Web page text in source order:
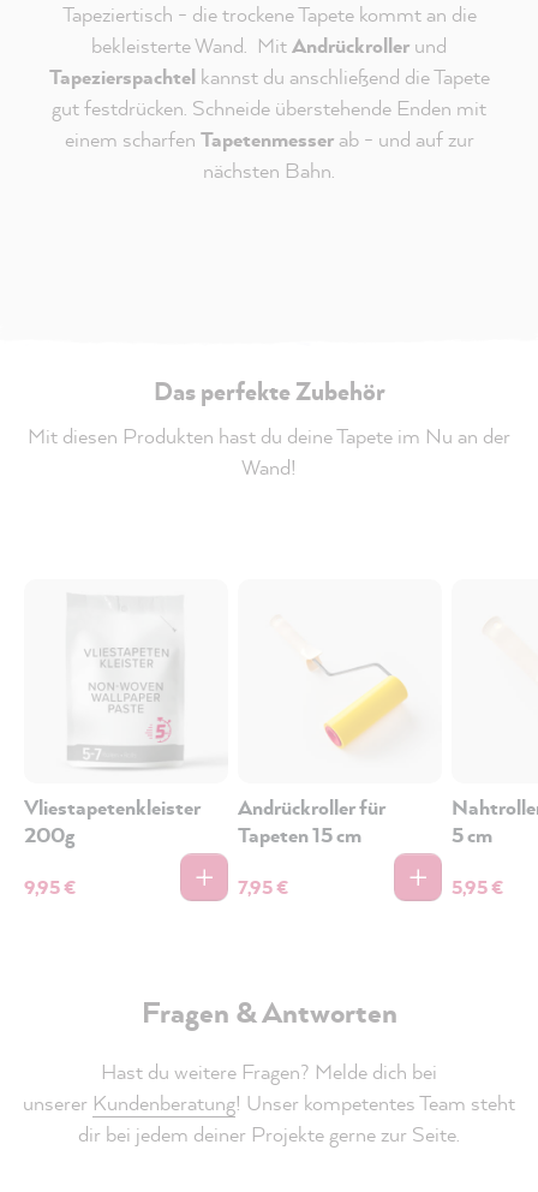
Tapeziertisch - die trockene Tapete kommt an die
bekleisterte Wand. MitAndrückroller und
Tapezierspachtelkannst du anschließend die Tapete
gut festdrücken. Schneide überstehende Enden mit
einem scharfen Tapetenmesserab - und auf zur
nächsten Bahn.
Das perfekte Zubehör
Mit diesen Produkten hast du deine Tapete im Nu an der
Wand!
Vliestapetenkleister
200g
9,95 €
Andrückroller für
Tapeten 15 cm
7,95 €
5 cm
5,95 €
Fragen & Antworten
Hast du weitere Fragen? Melde dich bei
unserer Kundenberatung! Unser kompetentes Team steht
dir bei jedem deiner Projekte gerne zur Seite.